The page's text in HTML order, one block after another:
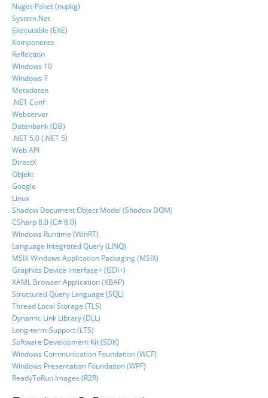
Nuget-Paket (nupkg)
System.Net
Executable (EXE)
Komponente
Reflection
Windows 10
Windows 7
Metadaten
.NET Conf
Webserver
Datenbank (DB)
.NET 5.0 (.NET 5)
Web API
DirectX
Objekt
Google
Linux
Shadow Document Object Model (Shadow DOM)
CSharp 8.0 (C# 8.0)
Windows Runtime (WinRT)
Language Integrated Query (LINQ)
MSIX Windows Application Packaging (MSIX)
Graphics Device Interface+ (GDI+)
XAML Browser Application (XBAP)
Structured Query Language (SQL)
Thread Local Storage (TLS)
Dynamic Link Library (DLL)
Long-term-Support (LTS)
Software Development Kit (SDK)
Windows Communication Foundation (WCF)
Windows Presentation Foundation (WPF)
ReadyToRun Images (R2R)